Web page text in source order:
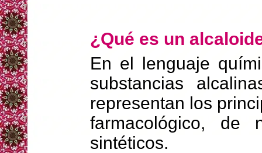
¿Qué es un
En el lenguaje
substancias
representan los
farmacológico, de
sintéticos.